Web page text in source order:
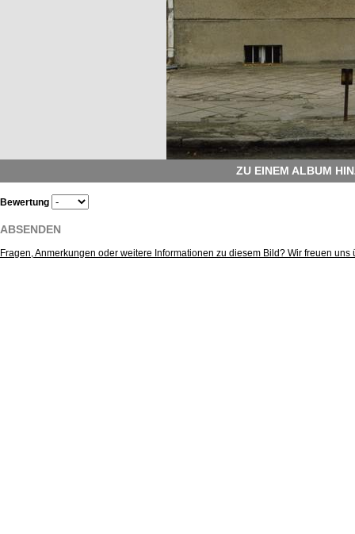
ZU EINEM ALBUM
Bewertung
ABSENDEN
Fragen, Anmerkungen oder weitere Informationen zu diesem Bild? Wir freuen uns